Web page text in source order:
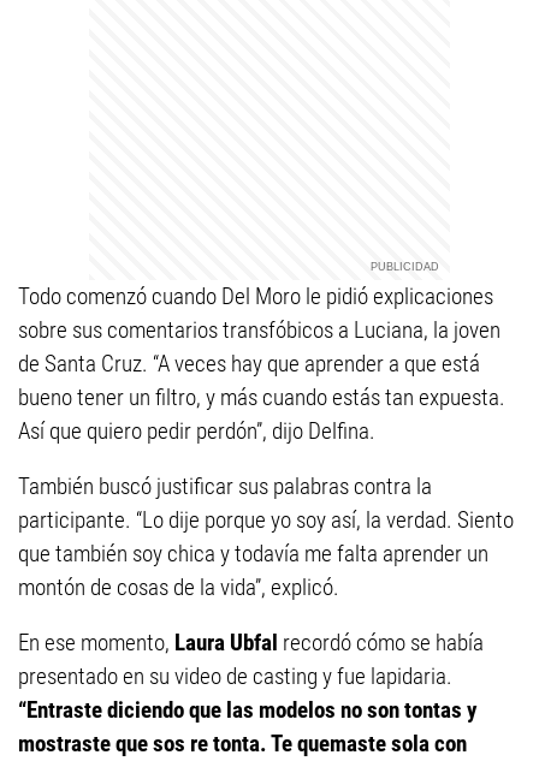
Todo comenzó cuando Del Moro le pidió explicaciones
sobre sus comentarios transfóbicos a Luciana, la joven
de Santa Cruz. “A veces hay que aprender a que está
bueno tener un filtro, y más cuando estás tan expuesta.
Así que quiero pedir perdón”, dijo Delfina.
También buscó justificar sus palabras contra la
participante. “Lo dije porque yo soy así, la verdad. Siento
que también soy chica y todavía me falta aprender un
montón de cosas de la vida”, explicó.
En ese momento, Laura Ubfal recordó cómo se había
presentado en su video de casting y fue lapidaria.
“Entraste diciendo que las modelos no son tontas y
mostraste que sos re tonta. Te quemaste sola con